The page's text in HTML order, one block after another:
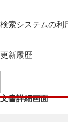
検索システムの利
更新履歴
文書詳細画面